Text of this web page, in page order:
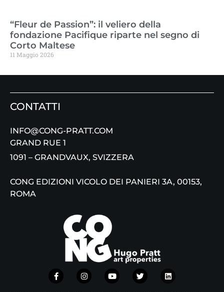
“Fleur de Passion”: il veliero della
fondazione Pacifique riparte nel segno di
Corto Maltese
11 Maggio 2026
CONTATTI
INFO@CONG-PRATT.COM
GRAND RUE 1
1091 – GRANDVAUX, SVIZZERA
CONG EDIZIONI VICOLO DEI PANIERI 3A, 00153,
ROMA